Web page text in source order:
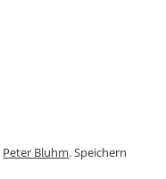
Peter Bluhm. Speichern